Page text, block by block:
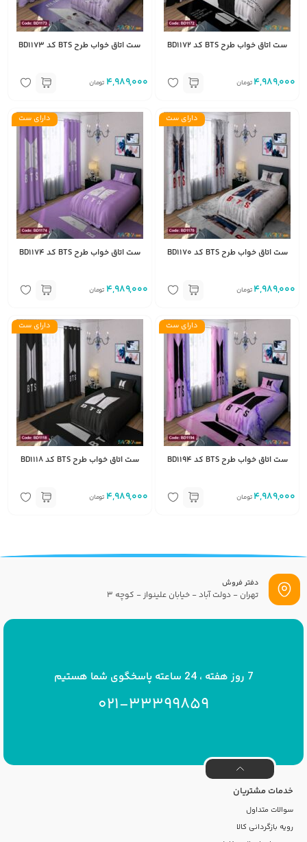
ست اتاق خواب طرح BTS کد BD1172
4,989,000 تومان
ست اتاق خواب طرح BTS کد BD1173
4,989,000 تومان
دارای ست
ست اتاق خواب طرح BTS کد BD1170
4,989,000 تومان
دارای ست
ست اتاق خواب طرح BTS کد BD1174
4,989,000 تومان
دارای ست
ست اتاق خواب طرح BTS کد BD1194
4,989,000 تومان
دارای ست
ست اتاق خواب طرح BTS کد BD1118
4,989,000 تومان
دفتر فروش
تهران - دولت آباد - خیابان علینواز - کوچه 3
7 روز هفته ، 24 ساعته پاسخگوی شما هستیم
021-33399859
خدمات مشتریان
سوالات متداول
رویه بازگردانی کالا